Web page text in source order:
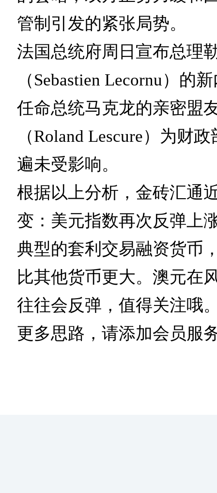
管制引发的紧张局势。
法国总统府周日宣布总理
（Sebastien Lecornu）的
任命总统马克龙的亲密盟
（Roland Lescure）为财
遍未受影响。
根据以上分析，金砖汇通
变：美元指数再次反弹上
典型的套利交易融资货币
比其他货币更大。澳元在
往往会反弹，值得关注哦
更多思路，请添加会员服